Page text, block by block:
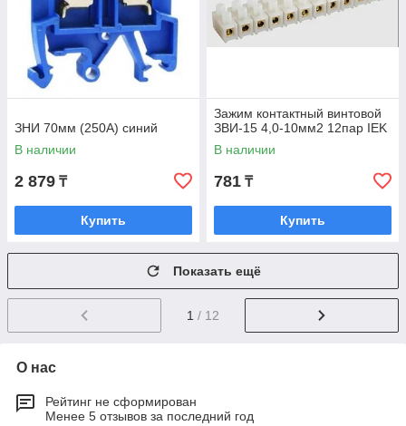
ЗНИ 70мм (250А) синий
В наличии
2 879 ₸
Купить
Зажим контактный винтовой
ЗВИ-15 4,0-10мм2 12пар IEK
В наличии
781 ₸
Купить
Показать ещё
1 / 12
О нас
Рейтинг не сформирован
Менее 5 отзывов за последний год